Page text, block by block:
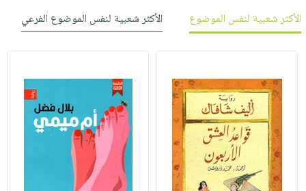
الأكثر شعبية لنفس الموضوع الأكثر شعبية لنفس الموضوع الفرعي